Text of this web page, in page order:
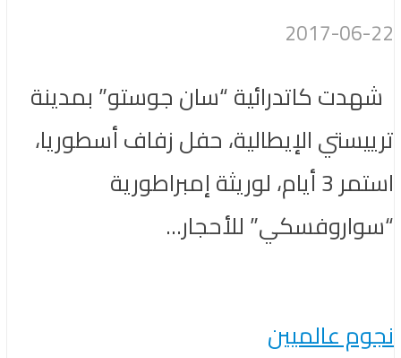
2017-06-22
شهدت كاتدرائية “سان جوستو” بمدينة
ترييستي الإيطالية، حفل زفاف أسطوريا،
استمر 3 أيام، لوريثة إمبراطورية
“سواروفسكي” للأحجار...
نجوم عالميين